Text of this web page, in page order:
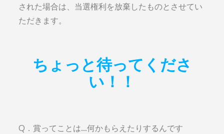
された場合は、当選権利を放棄したものとさせてい
ただきます。
ちょっと待ってくださ
い！！
Q．賞ってことは…何かもらえたりするんです